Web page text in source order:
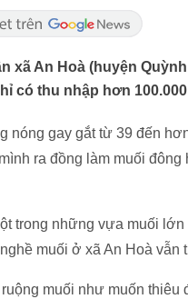
xã An Hoà (huyện
có thu nhập hơn
nóng gay gắt từ 39 đến
ra đồng làm muối
trong những vựa muối lớn
muối ở xã An Hoà vẫn
muối như muốn thiêu